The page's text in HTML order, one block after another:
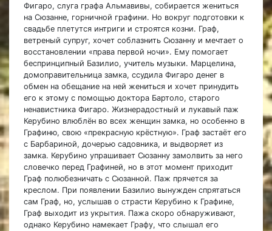
Фигаро, слуга графа Альмавивы, собирается жениться
на Сюзанне, горничной графини. Но вокруг подготовки к
свадьбе плетутся интриги и строятся козни. Граф,
ветреный супруг, хочет соблазнить Сюзанну и мечтает о
восстановлении «права первой ночи». Ему помогает
беспринципный Базилио, учитель музыки. Марцелина,
домоправительница замка, ссудила Фигаро денег в
обмен на обещание на ней жениться и хочет принудить
его к этому с помощью доктора Бартоло, старого
ненавистника Фигаро. Жизнерадостный и лукавый паж
Керубино влюблён во всех женщин замка, но особенно в
Графиню, свою «прекрасную крёстную». Граф застаёт его
с Барбариной, дочерью садовника, и выдворяет из
замка. Керубино упрашивает Сюзанну замолвить за него
словечко перед Графиней, но в этот момент приходит
Граф полюбезничать с Сюзанной. Паж прячется за
креслом. При появлении Базилио вынужден спрятаться
сам Граф, но, услышав о страсти Керубино к Графине,
Граф выходит из укрытия. Пажа скоро обнаруживают,
однако Керубино намекает Графу, что слышал его